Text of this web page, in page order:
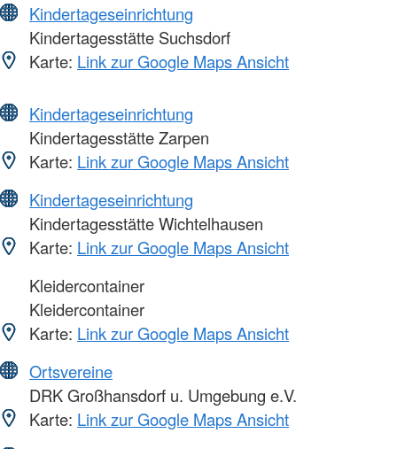
Kindertageseinrichtung
Kindertagesstätte Suchsdorf
Karte: Link zur Google Maps Ansicht
Kindertageseinrichtung
Kindertagesstätte Zarpen
Karte: Link zur Google Maps Ansicht
Kindertageseinrichtung
Kindertagesstätte Wichtelhausen
Karte: Link zur Google Maps Ansicht
Kleidercontainer
Kleidercontainer
Karte: Link zur Google Maps Ansicht
Ortsvereine
DRK Großhansdorf u. Umgebung e.V.
Karte: Link zur Google Maps Ansicht